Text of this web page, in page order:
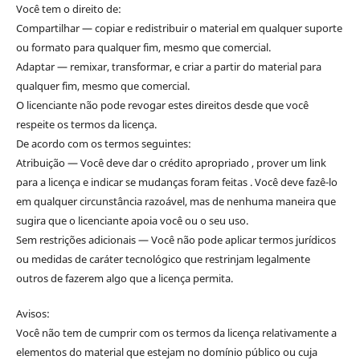
Você tem o direito de:
Compartilhar — copiar e redistribuir o material em qualquer suporte
ou formato para qualquer fim, mesmo que comercial.
Adaptar — remixar, transformar, e criar a partir do material para
qualquer fim, mesmo que comercial.
O licenciante não pode revogar estes direitos desde que você
respeite os termos da licença.
De acordo com os termos seguintes:
Atribuição — Você deve dar o crédito apropriado , prover um link
para a licença e indicar se mudanças foram feitas . Você deve fazê-lo
em qualquer circunstância razoável, mas de nenhuma maneira que
sugira que o licenciante apoia você ou o seu uso.
Sem restrições adicionais — Você não pode aplicar termos jurídicos
ou medidas de caráter tecnológico que restrinjam legalmente
outros de fazerem algo que a licença permita.
Avisos:
Você não tem de cumprir com os termos da licença relativamente a
elementos do material que estejam no domínio público ou cuja